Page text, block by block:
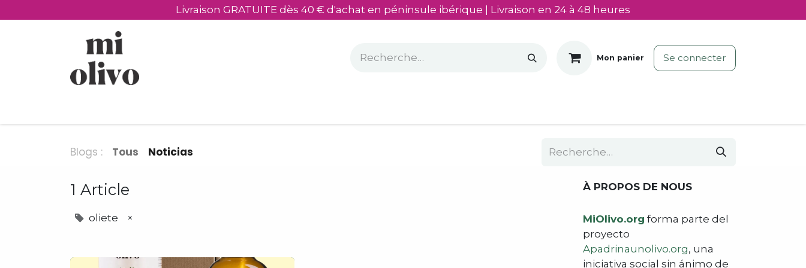
Livraison GRATUITE dès 40 € d'achat en péninsule ibérique | Livraison en 24 à 48 heures
Mon panier Se connecter
Blogs : Tous Noticias
1 Article
oliete ×
À PROPOS DE NOUS
MiOlivo.org forma parte del
proyecto
Apadrinaunolivo.org, una
iniciativa social sin ánimo de